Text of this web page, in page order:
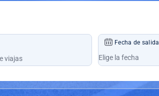
Fecha de salida